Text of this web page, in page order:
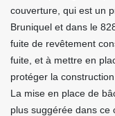
couverture, qui est un
Bruniquel et dans le
fuite de revêtement
fuite, et à mettre en
protéger la
La mise en place de
plus suggérée dans ce